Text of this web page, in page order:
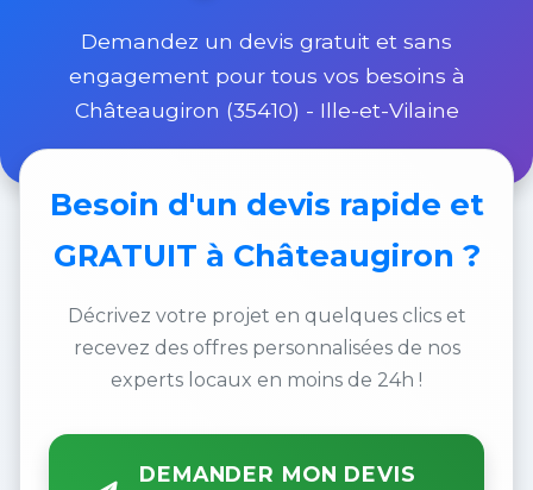
Demandez un devis gratuit et sans
engagement pour tous vos besoins à
Châteaugiron (35410) - Ille-et-Vilaine
Besoin d'un devis rapide et
GRATUIT à Châteaugiron ?
Décrivez votre projet en quelques clics et
recevez des offres personnalisées de nos
experts locaux en moins de 24h !
DEMANDER MON DEVIS